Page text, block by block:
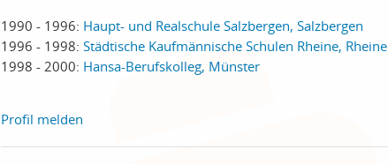
1990 - 1996: Haupt- und Realschule Salzbergen, Salzbergen
1996 - 1998: Städtische Kaufmännische Schulen Rheine, Rheine
1998 - 2000: Hansa-Berufskolleg, Münster
Profil melden